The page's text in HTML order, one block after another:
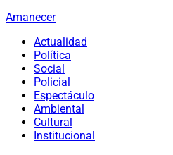
Amanecer
Actualidad
Política
Social
Policial
Espectáculo
Ambiental
Cultural
Institucional